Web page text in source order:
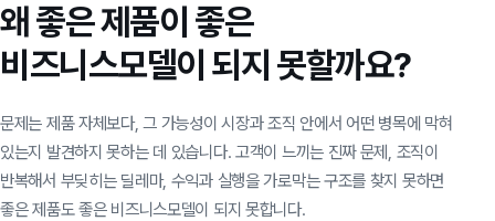
왜 좋은 제품이 좋은
비즈니스모델이 되지 못할까요?
문제는 제품 자체보다, 그 가능성이 시장과 조직 안에서 어떤 병목에 막혀
있는지 발견하지 못하는 데 있습니다. 고객이 느끼는 진짜 문제, 조직이
반복해서 부딪히는 딜레마, 수익과 실행을 가로막는 구조를 찾지 못하면
좋은 제품도 좋은 비즈니스모델이 되지 못합니다.